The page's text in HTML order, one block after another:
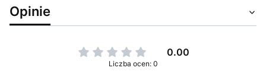
Opinie
0.00
Liczba ocen: 0